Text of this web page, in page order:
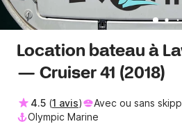
Location bateau à
— Cruiser 41 (2018)
4.5 (1 avis) Avec ou sans
Olympic Marine